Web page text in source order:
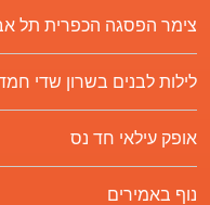
צימר הפסגה הכפרית תל
לילות לבנים בשרון שדי
אופק עילאי חד נס
נוף באמירים